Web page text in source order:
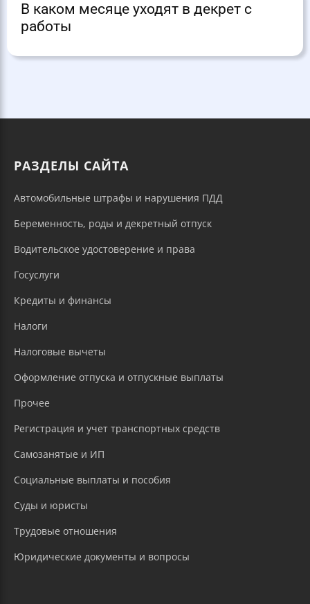
В каком месяце уходят в декрет с
работы
РАЗДЕЛЫ САЙТА
Автомобильные штрафы и нарушения ПДД
Беременность, роды и декретный отпуск
Водительское удостоверение и права
Госуслуги
Кредиты и финансы
Налоги
Налоговые вычеты
Оформление отпуска и отпускные выплаты
Прочее
Регистрация и учет транспортных средств
Самозанятые и ИП
Социальные выплаты и пособия
Суды и юристы
Трудовые отношения
Юридические документы и вопросы